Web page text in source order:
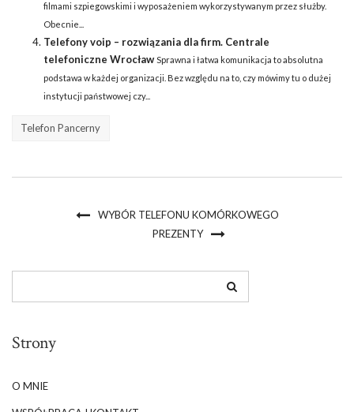
filmami szpiegowskimi i wyposażeniem wykorzystywanym przez służby.
Obecnie...
Telefony voip – rozwiązania dla firm. Centrale
telefoniczne Wrocław Sprawna i łatwa komunikacja to absolutna
podstawa w każdej organizacji. Bez względu na to, czy mówimy tu o dużej
instytucji państwowej czy...
Telefon Pancerny
WYBÓR TELEFONU KOMÓRKOWEGO
PREZENTY
Strony
O MNIE